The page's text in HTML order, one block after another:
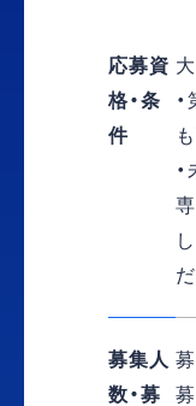
応募資
格・条
件
募集人
数・募